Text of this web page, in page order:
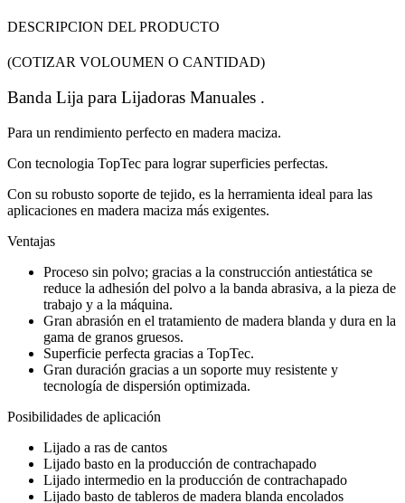
DESCRIPCION DEL PRODUCTO
(COTIZAR VOLOUMEN O CANTIDAD)
Banda Lija para Lijadoras Manuales .
Para un rendimiento perfecto en madera maciza.
Con tecnologia TopTec para lograr superficies perfectas.
Con su robusto soporte de tejido, es la herramienta ideal para las
aplicaciones en madera maciza más exigentes.
Ventajas
Proceso sin polvo; gracias a la construcción antiestática se
reduce la adhesión del polvo a la banda abrasiva, a la pieza de
trabajo y a la máquina.
Gran abrasión en el tratamiento de madera blanda y dura en la
gama de granos gruesos.
Superficie perfecta gracias a TopTec.
Gran duración gracias a un soporte muy resistente y
tecnología de dispersión optimizada.
Posibilidades de aplicación
Lijado a ras de cantos
Lijado basto en la producción de contrachapado
Lijado intermedio en la producción de contrachapado
Lijado basto de tableros de madera blanda encolados